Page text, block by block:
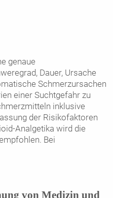
genaue
Dauer, Ursache
Schmerzursachen
einer Suchtgefahr zu
inklusive
der Risikofaktoren
Analgetika wird die
Bei
von Medizin und